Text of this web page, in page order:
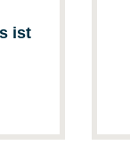
ist